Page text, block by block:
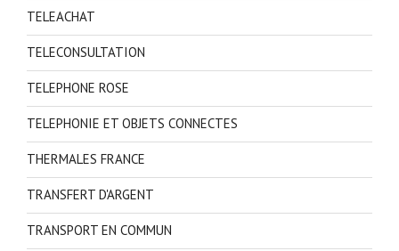
TELEACHAT
TELECONSULTATION
TELEPHONE ROSE
TELEPHONIE ET OBJETS CONNECTES
THERMALES FRANCE
TRANSFERT D'ARGENT
TRANSPORT EN COMMUN